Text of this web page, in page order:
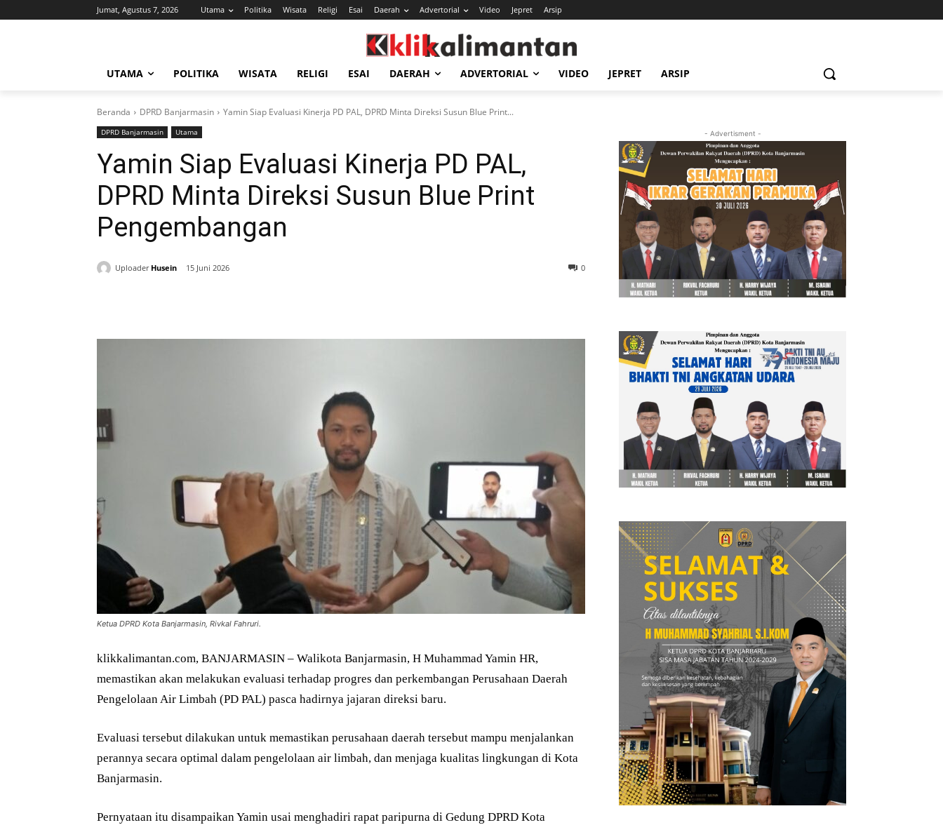
Jumat, Agustus 7, 2026 Utama Politika Wisata Religi Esai Daerah Advertorial Video Jepret Arsip
UTAMA POLITIKA WISATA RELIGI ESAI DAERAH ADVERTORIAL VIDEO JEPRET ARSIP
Beranda DPRD Banjarmasin Yamin Siap Evaluasi Kinerja PD PAL, DPRD Minta Direksi Susun Blue Print...
DPRD Banjarmasin Utama
Yamin Siap Evaluasi Kinerja PD PAL,
DPRD Minta Direksi Susun Blue Print
Pengembangan
Uploader Husein 15 Juni 2026 0
Ketua DPRD Kota Banjarmasin, Rivkal Fahruri.
klikkalimantan.com, BANJARMASIN – Walikota Banjarmasin, H Muhammad Yamin HR,
memastikan akan melakukan evaluasi terhadap progres dan perkembangan Perusahaan Daerah
Pengelolaan Air Limbah (PD PAL) pasca hadirnya jajaran direksi baru.
Evaluasi tersebut dilakukan untuk memastikan perusahaan daerah tersebut mampu menjalankan
perannya secara optimal dalam pengelolaan air limbah, dan menjaga kualitas lingkungan di Kota
Banjarmasin.
Pernyataan itu disampaikan Yamin usai menghadiri rapat paripurna di Gedung DPRD Kota
- Advertisment -